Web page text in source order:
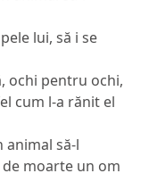
lui, să i se
ochi pentru ochi,
cum l-a rănit el
animal să-l
moarte un om